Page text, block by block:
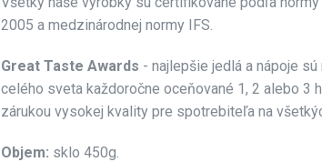
2005 a medzinárodnej normy IFS.
Great Taste Awards - najlepšie jedlá a nápoje
celého sveta každoročne oceňované 1, 2 alebo 3
zárukou vysokej kvality pre spotrebiteľa na
Objem: sklo 450g.